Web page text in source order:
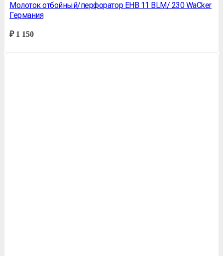
Молоток отбойный/перфоратор EHB 11 BLM/ 230 WaСker
Германия
₽1 150